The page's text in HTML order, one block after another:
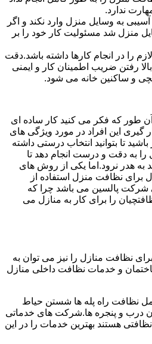
ندارد.
به وسایل منزل وارد نکند و اگر
منزل شد مسئولیت کار خود را بر
را در انجام کارها داشته باشد.دقت
رفتن ضریب اطمینان کار و ایمنی
و ساکنین خانه می شود.
طور که فکر می کنید کار ساده ای
گیری این افراد در مورد ویژگی های
تا بتوانید انتخاب درستی داشته
را به دقت و درست انجام دهد تا
به هدر نرود.اما یکی از روش های
برای نظافت منزل استفاده از
شرکت پالسین می باشد چرا که
را برای کار به منازل می
نظافت منازل را نیز می توان به
و خدمات نظافت داخلی منازل
نظافت راه پله ها شستن حیاط
درب و پنجره ها.شرکت های خدماتی
هستند بهترین خدمات را در این